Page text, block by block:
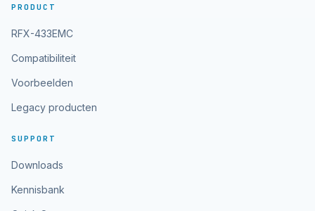
PRODUCT
RFX-433EMC
Compatibiliteit
Voorbeelden
Legacy producten
SUPPORT
Downloads
Kennisbank